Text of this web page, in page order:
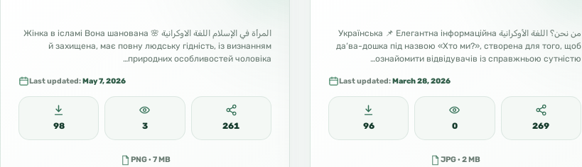
المرأة في الإسلام اللغة الاوكرانية 🌸 Жінка в ісламі Вона шанована
й захищена, має повну людську гідність, із визнанням
природних особливостей чоловіка…
Last updated:May 7, 2026
98 3 261
PNG · 7 MB
من نحن؟ اللغة الأوكرانية Українська 📌 Елегантна інформаційна
да‘ва-дошка під назвою «Хто ми?», створена для того, щоб
ознайомити відвідувачів із справжньою сутністю…
Last updated:March 28, 2026
96 0 269
JPG · 2 MB